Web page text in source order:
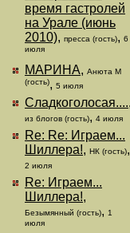
время гастролей
на Урале (июнь
2010), пресса (гость), 6
июля
МАРИНА, Анюта М
(гость), 5 июля
Сладкоголосая....,
из блогов (гость), 4 июля
Re: Re: Играем...
Шиллера!, НК (гость),
2 июля
Re: Играем...
Шиллера!,
Безымянный (гость), 1
июля